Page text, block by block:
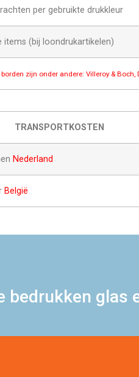
per gebruikte drukkleur
items (bij loondrukartikelen)
zijn onder andere: Villeroy &
TRANSPORTKOSTEN
Nederland
België
bedrukken glas